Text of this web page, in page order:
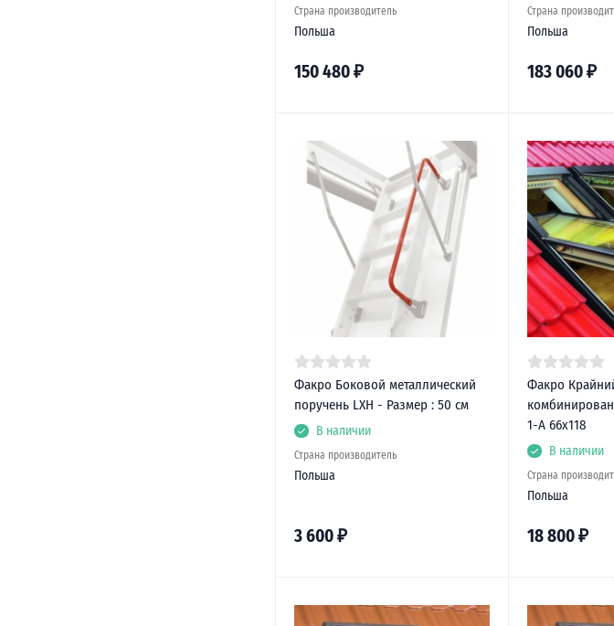
Страна производитель
Польша
150 480₽
Страна
Польша
183 060₽
Факро Боковой металлический
поручень LXH - Размер : 50 см
В наличии
Страна производитель
Польша
3 600₽
Факро
1-A 66х118
В наличии
Страна
Польша
18 800₽